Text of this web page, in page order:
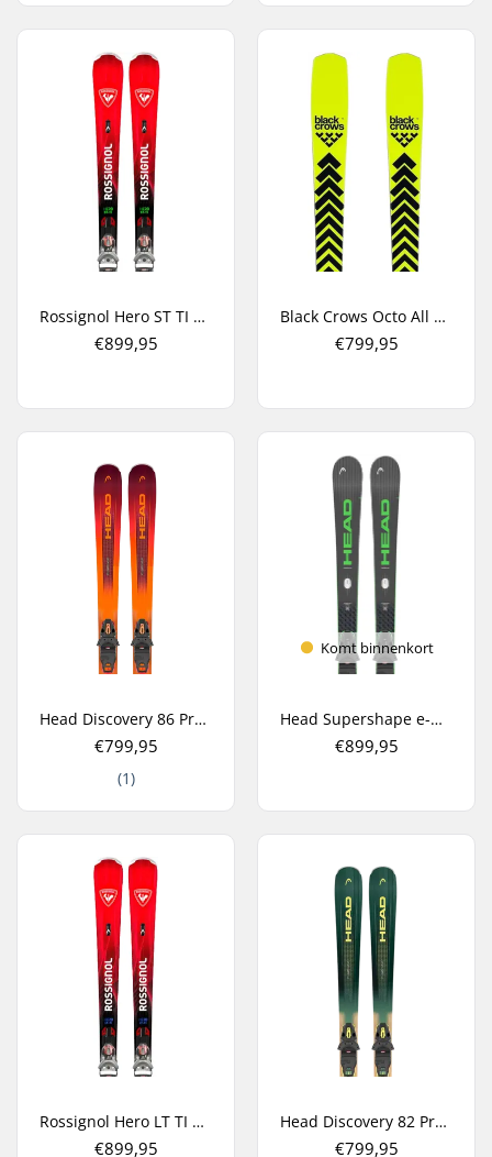
Rossignol Hero ST TI K + NX 12 Carve Ski's
€899,95
Black Crows Octo All Mountain Ski's
€799,95
Head Discovery 86 Pro + Protector 11 GW All Mountain Ski's
€799,95
(1)
Komt binnenkort
Head Supershape e-Magnum SW + PRD 12 GW Carve Ski's
€899,95
Rossignol Hero LT TI K + NX 12 Carve Ski's
€899,95
Head Discovery 82 Pro + Protector 11 GW All Mountain Ski's
€799,95